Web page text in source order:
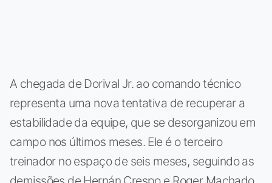
A chegada de Dorival Jr. ao comando técnico
representa uma nova tentativa de recuperar a
estabilidade da equipe, que se desorganizou em
campo nos últimos meses. Ele é o terceiro
treinador no espaço de seis meses, seguindo as